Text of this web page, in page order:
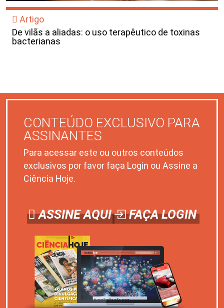
Artigo
De vilãs a aliadas: o uso terapêutico de toxinas
bacterianas
CONTEÚDO EXCLUSIVO PARA
ASSINANTES
Para acessar este ou outros conteúdos
exclusivos por favor faça Login ou Assine a
Ciência Hoje.
ASSINE AQUI FAÇA LOGIN